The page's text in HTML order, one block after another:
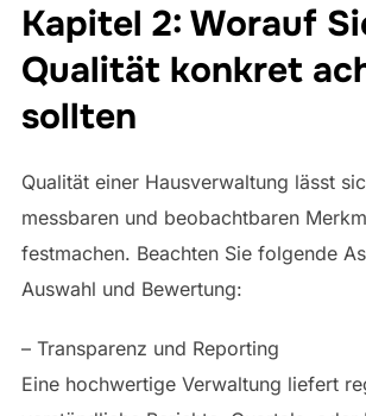
Kapitel 2: Worauf
Qualität konkret
sollten
Qualität einer Hausverwaltung lässt
messbaren und beobachtbaren
festmachen. Beachten Sie folgende
Auswahl und Bewertung:
– Transparenz und Reporting
Eine hochwertige Verwaltung liefert